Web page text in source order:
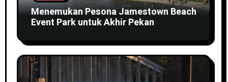
Menemukan Pesona Jamestown Beach
Event Park untuk Akhir Pekan